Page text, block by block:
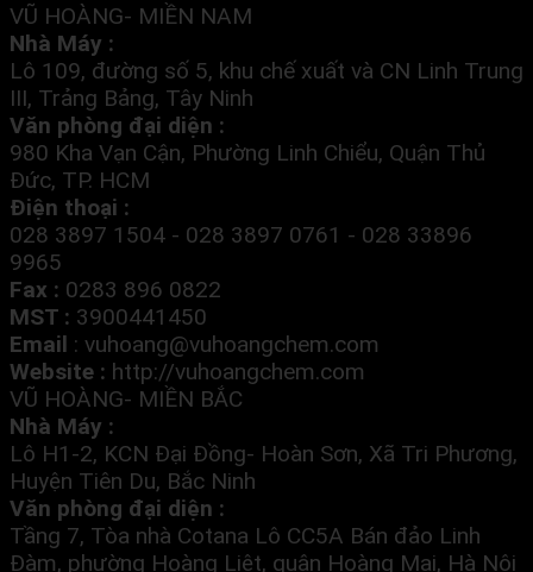
VŨ HOÀNG- MIỀN NAM
Nhà Máy :
Lô 109, đường số 5, khu chế xuất và CN Linh Trung
III, Trảng Bảng, Tây Ninh
Văn phòng đại diện :
980 Kha Vạn Cận, Phường Linh Chiểu, Quận Thủ
Đức, TP. HCM
Điện thoại :
028 3897 1504 - 028 3897 0761 - 028 33896
9965
Fax : 0283 896 0822
MST : 3900441450
Email : vuhoang@vuhoangchem.com
Website : http://vuhoangchem.com
VŨ HOÀNG- MIỀN BẮC
Nhà Máy :
Lô H1-2, KCN Đại Đồng- Hoàn Sơn, Xã Tri Phương,
Huyện Tiên Du, Bắc Ninh
Văn phòng đại diện :
Tầng 7, Tòa nhà Cotana Lô CC5A Bán đảo Linh
Đàm, phường Hoàng Liệt, quận Hoàng Mai, Hà Nội